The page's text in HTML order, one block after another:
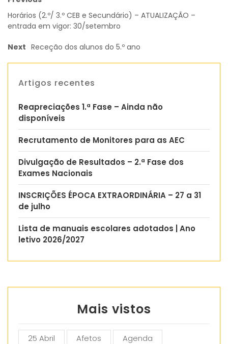
Horários (2.º/ 3.º CEB e Secundário) – ATUALIZAÇÃO –
entrada em vigor: 30/setembro
Next Receção dos alunos do 5.º ano
Artigos recentes
Reapreciações 1.ª Fase – Ainda não
disponíveis
Recrutamento de Monitores para as AEC
Divulgação de Resultados – 2.ª Fase dos
Exames Nacionais
INSCRIÇÕES ÉPOCA EXTRAORDINÁRIA – 27 a 31
de julho
Lista de manuais escolares adotados | Ano
letivo 2026/2027
Mais vistos
25 Abril Afetos
Agenda